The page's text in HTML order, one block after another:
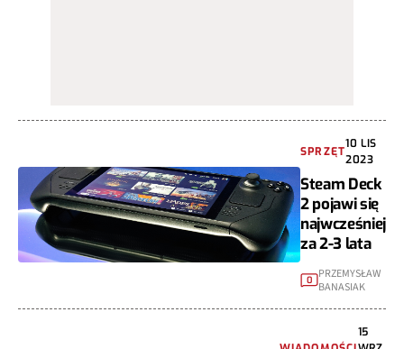
SPRZĘT
10 LIS
2023
Steam Deck
2 pojawi się
najwcześniej
za 2-3 lata
0
PRZEMYSŁAW
BANASIAK
15